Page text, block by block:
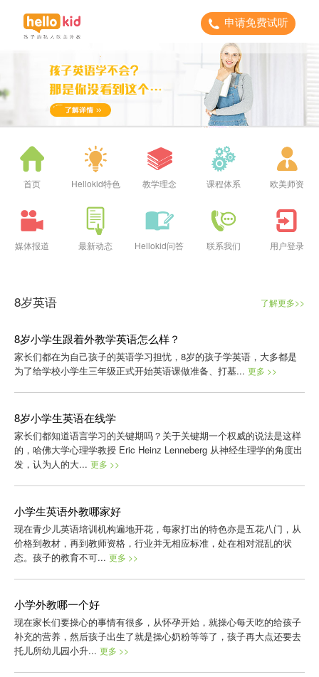
申请免费试听
首页 Hellokid特色 教学理念 课程体系 欧美师资
媒体报道 最新动态 Hellokid问答 联系我们 用户登录
8岁英语 了解更多>>
8岁小学生跟着外教学英语怎么样？
家长们都在为自己孩子的英语学习担忧，8岁的孩子学英语，大多都是
为了给学校小学生三年级正式开始英语课做准备、打基... 更多 >>
8岁小学生英语在线学
家长们都知道语言学习的关键期吗？关于关键期一个权威的说法是这样
的，哈佛大学心理学教授 Eric Heinz Lenneberg 从神经生理学的角度出
发，认为人的大... 更多 >>
小学生英语外教哪家好
现在青少儿英语培训机构遍地开花，每家打出的特色亦是五花八门，从
价格到教材，再到教师资格，行业并无相应标准，处在相对混乱的状
态。孩子的教育不可... 更多 >>
小学外教哪一个好
现在家长们要操心的事情有很多，从怀孕开始，就操心每天吃的给孩子
补充的营养，然后孩子出生了就是操心奶粉等等了，孩子再大点还要去
托儿所幼儿园小升... 更多 >>